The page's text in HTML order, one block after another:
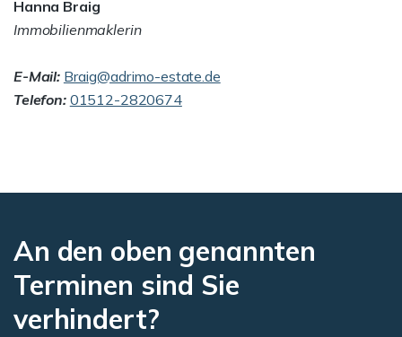
Hanna Braig
Immobilienmaklerin
E-Mail: Braig@adrimo-estate.de
Telefon: 01512-2820674
An den oben genannten
Terminen sind Sie
verhindert?